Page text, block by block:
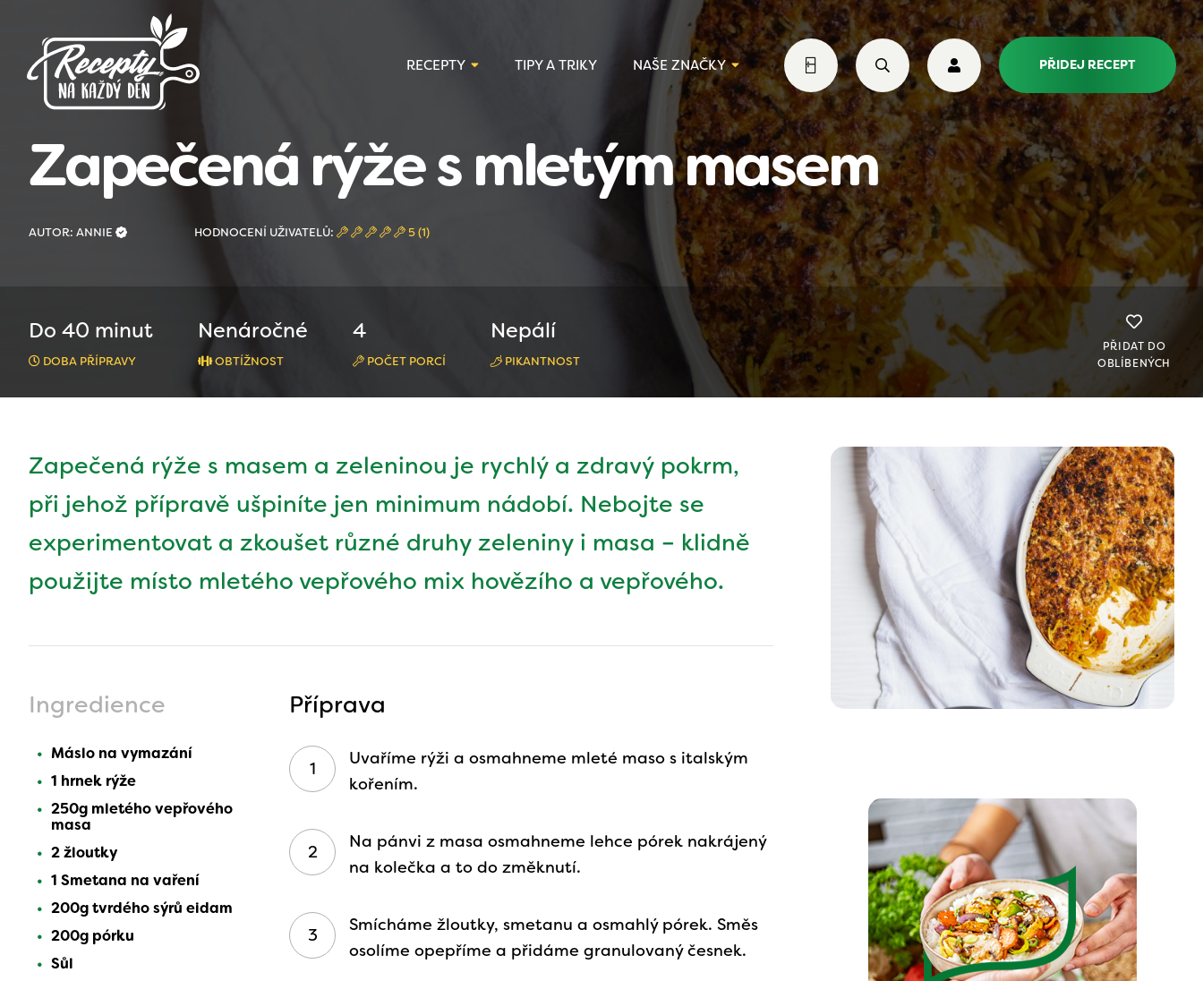
RECEPTY TIPY A TRIKY NAŠE ZNAČKY PŘIDEJ RECEPT
Zapečená rýže s mletým masem
AUTOR: ANNIE HODNOCENÍ UŽIVATELŮ: 5 (1)
Do 40 minut
DOBA PŘÍPRAVY
Nenáročné
OBTÍŽNOST
4
POČET PORCÍ
Nepálí
PIKANTNOST
PŘIDAT DO
OBLÍBENÝCH
Zapečená rýže s masem a zeleninou je rychlý a zdravý pokrm,
při jehož přípravě ušpiníte jen minimum nádobí. Nebojte se
experimentovat a zkoušet různé druhy zeleniny i masa – klidně
použijte místo mletého vepřového mix hovězího a vepřového.
Ingredience
Máslo na vymazání
1 hrnek rýže
250g mletého vepřového
masa
2 žloutky
1 Smetana na vaření
200g tvrdého sýrů eidam
200g pórku
Sůl
Příprava
Uvaříme rýži a osmahneme mleté maso s italským
kořením.
Na pánvi z masa osmahneme lehce pórek nakrájený
na kolečka a to do změknutí.
Smícháme žloutky, smetanu a osmahlý pórek. Směs
osolíme opepříme a přidáme granulovaný česnek.